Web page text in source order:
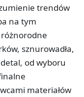
trendów
na tym
sznurowadła,
od wyboru
materiałów